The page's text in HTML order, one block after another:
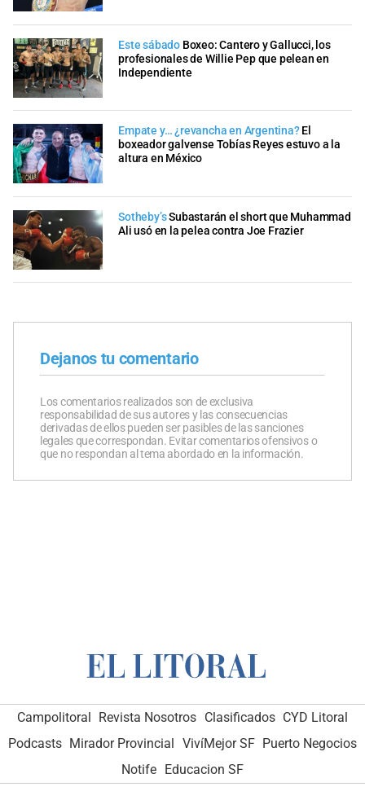
Este sábado Boxeo: Cantero y Gallucci, los
profesionales de Willie Pep que pelean en
Independiente
Empate y… ¿revancha en Argentina? El
boxeador galvense Tobías Reyes estuvo a la
altura en México
Sotheby’sSubastarán el short que Muhammad
Ali usó en la pelea contra Joe Frazier
Dejanos tu comentario
Los comentarios realizados son de exclusiva
responsabilidad de sus autores y las consecuencias
derivadas de ellos pueden ser pasibles de las sanciones
legales que correspondan. Evitar comentarios ofensivos o
que no respondan al tema abordado en la información.
Campolitoral Revista Nosotros Clasificados CYD Litoral
Podcasts Mirador Provincial VivíMejor SF Puerto Negocios
Notife Educacion SF